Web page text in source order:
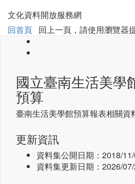
文化資料開放服務網
回首頁 回上一頁，請使用瀏覽器
國立臺南生活美學
預算
臺南生活美學館預算報表相關資
更新資訊
資料集公開日期： 2018/
資料集更新日期： 2026/